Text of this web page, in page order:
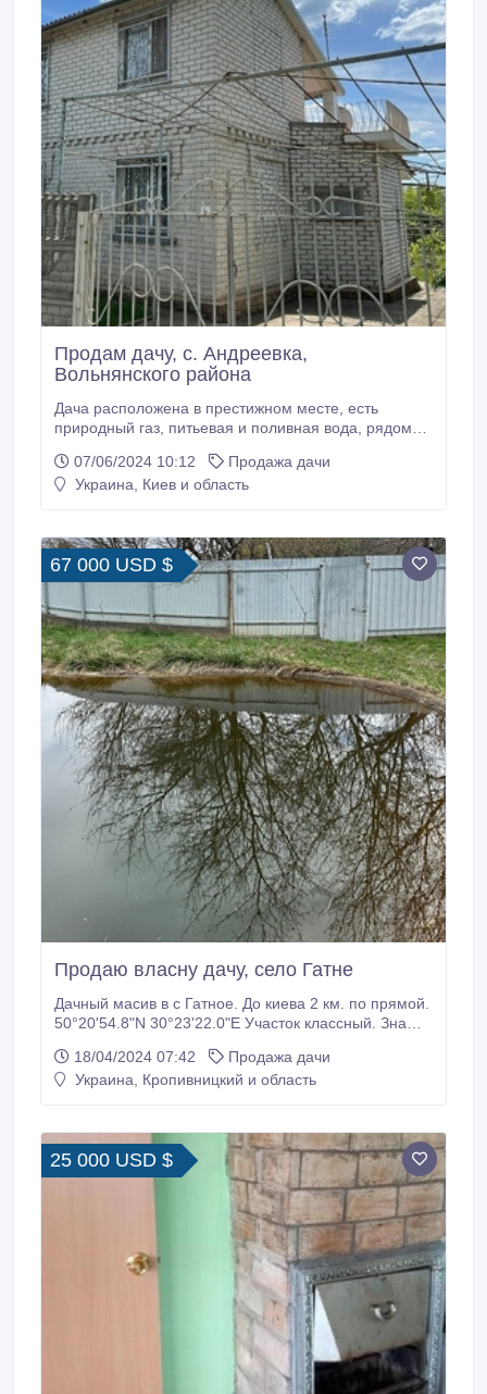
Продам дачу, с. Андреевка,
Вольнянского района
Дача расположена в престижном месте, есть
природный газ, питьевая и поливная вода, рядом
07/06/2024 10:12
Продажа дачи
Украина, Киев и область
67 000 USD $
Продаю власну дачу, село Гатне
Дачный масив в с Гатное. До киева 2 км. по прямой.
50°20'54.8"N 30°23'22.0"E Участок классный. Знаю,
огражден. Есть автоматические ворота на брелке.
Ширина ворот 8метров. Во дворе свободно
18/04/2024 07:42
Продажа дачи
Украина, Кропивницкий и область
25 000 USD $